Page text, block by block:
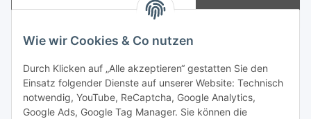
Wie wir Cookies & Co nutzen
Durch Klicken auf „Alle akzeptieren“ gestatten Sie den
Einsatz folgender Dienste auf unserer Website: Technisch
notwendig, YouTube, ReCaptcha, Google Analytics,
Google Ads, Google Tag Manager. Sie können die
Abonnieren
Newsletter Abonnieren
Informationen
Gesetzliche Informationen